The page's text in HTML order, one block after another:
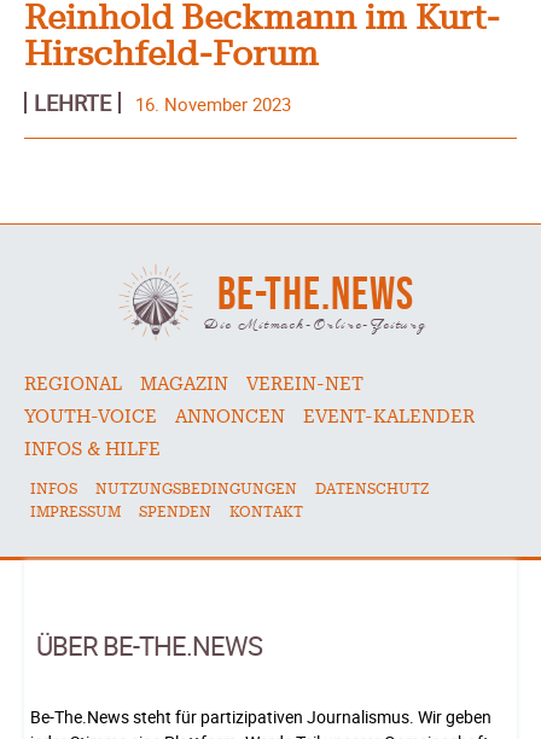
Reinhold Beckmann im Kurt-
Hirschfeld-Forum
LEHRTE 16. November 2023
BE-THE.NEWS
Die Mitmach-Online-Zeitung
REGIONAL MAGAZIN
VEREIN-NET
YOUTH-VOICE
ANNONCEN
EVENT-KALENDER
INFOS & HILFE
INFOS NUTZUNGSBEDINGUNGEN
DATENSCHUTZ
IMPRESSUM
SPENDEN KONTAKT
ÜBER BE-THE.NEWS
Be-The.News steht für partizipativen Journalismus. Wir geben